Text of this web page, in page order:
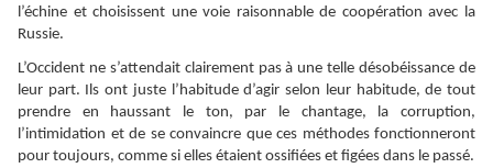
l’échine et choisissent une voie raisonnable de coopération avec la
Russie.
L’Occident ne s’attendait clairement pas à une telle désobéissance de
leur part. Ils ont juste l’habitude d’agir selon leur habitude, de tout
prendre en haussant le ton, par le chantage, la corruption,
l’intimidation et de se convaincre que ces méthodes fonctionneront
pour toujours, comme si elles étaient ossifiées et figées dans le passé.